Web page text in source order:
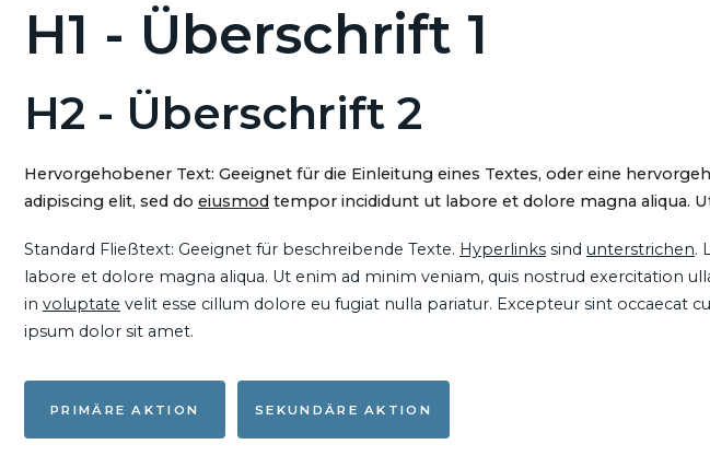
H1 - Überschrift 1
H2 - Überschrift 2
Hervorgehobener Text: Geeignet für die Einleitung eines Textes, oder eine
adipiscing elit, sed do eiusmod tempor incididunt ut labore et dolore magna aliqua.
Standard Fließtext: Geeignet für beschreibende Texte. Hyperlinks sind unterstrichen.
labore et dolore magna aliqua. Ut enim ad minim veniam, quis nostrud exercitation
in voluptate velit esse cillum dolore eu fugiat nulla pariatur. Excepteur sint
ipsum dolor sit amet.
PRIMÄRE AKTION SEKUNDÄRE AKTION